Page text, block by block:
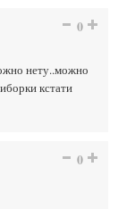
0
нету..можно
кстати
0